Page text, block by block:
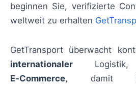
beginnen Sie, verifizierte
weltweit zu erhalten
GetTransport überwacht
internationaler
E‑Commerce, damit